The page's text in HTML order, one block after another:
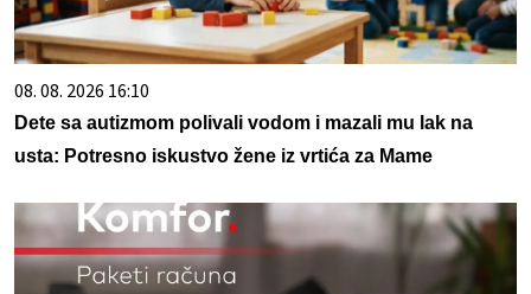
08. 08. 2026 16:10
Dete sa autizmom polivali vodom i mazali mu lak na
usta: Potresno iskustvo žene iz vrtića za Mame